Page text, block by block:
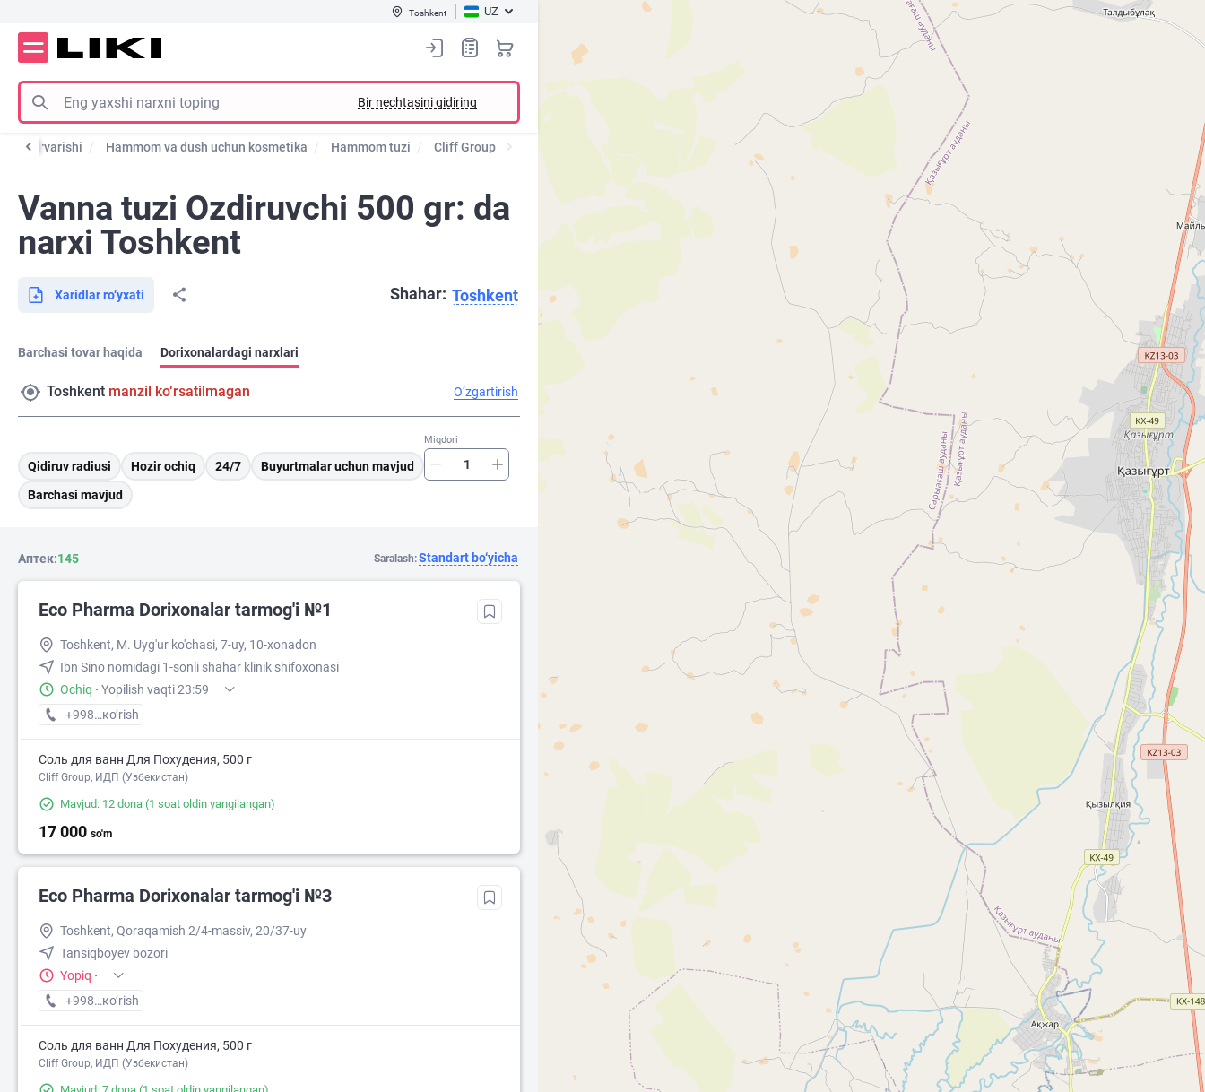
Toshkent UZ
Bir nechtasini qidiring
parvarishi Hammom va dush uchun kosmetika Hammom tuzi Cliff Group
Vanna tuzi Ozdiruvchi 500 gr: da
narxi Toshkent
Shahar: Toshkent
Xaridlar ro‘yxati
Barchasi tovar haqida Dorixonalardagi narxlari
Toshkent manzil ko‘rsatilmagan O‘zgartirish
Qidiruv radiusi Hozir ochiq 24/7 Buyurtmalar uchun mavjud
Miqdori
Barchasi mavjud
Аптек:145 Saralash:Standart bo‘yicha
Eco Pharma Dorixonalar tarmog'i №1
Toshkent, M. Uyg'ur ko'chasi, 7-uy, 10-xonadon
Ibn Sino nomidagi 1-sonli shahar klinik shifoxonasi
Ochiq · Yopilish vaqti 23:59
+998 (71) XXX-XX-XX
кo’rish
Соль для ванн Для Похудения, 500 г
Cliff Group, ИДП (Узбекистан)
Mavjud: 12 dona (1 soat oldin yangilangan)
17 000 so'm
Eco Pharma Dorixonalar tarmog'i №3
Toshkent, Qoraqamish 2/4-massiv, 20/37-uy
Tansiqboyev bozori
Yopiq ·
+998 (99) XXX-XX-XX
кo’rish
Соль для ванн Для Похудения, 500 г
Cliff Group, ИДП (Узбекистан)